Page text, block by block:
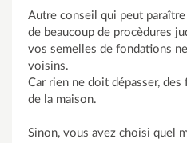
Autre conseil qui peut
de beaucoup de procèdures
vos semelles de fondations
voisins.
Car rien ne doit dépasser,
de la maison.
Sinon, vous avez choisi quel